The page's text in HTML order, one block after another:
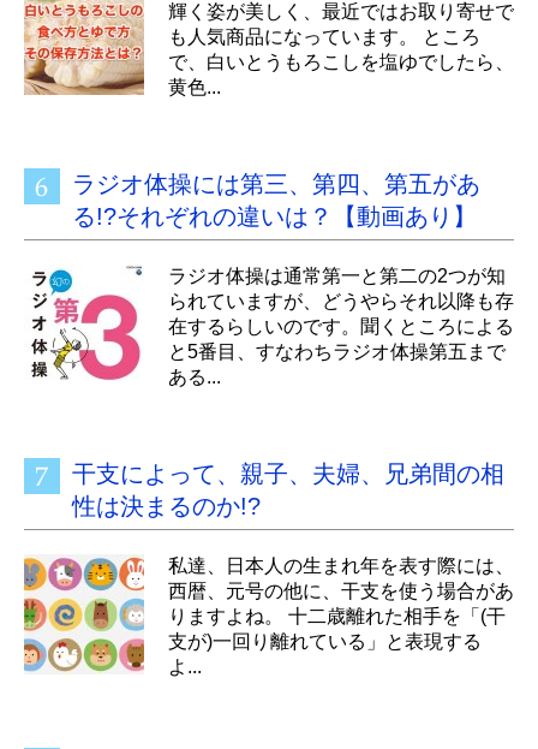
輝く姿が美しく、最近ではお取り寄せで
も人気商品になっています。 ところ
で、白いとうもろこしを塩ゆでしたら、
黄色...
ラジオ体操には第三、第四、第五があ
る!?それぞれの違いは？【動画あり】
ラジオ体操は通常第一と第二の2つが知
られていますが、どうやらそれ以降も存
在するらしいのです。聞くところによる
と5番目、すなわちラジオ体操第五まで
ある...
干支によって、親子、夫婦、兄弟間の相
性は決まるのか!?
私達、日本人の生まれ年を表す際には、
西暦、元号の他に、干支を使う場合があ
りますよね。 十二歳離れた相手を「(干
支が)一回り離れている」と表現する
よ...